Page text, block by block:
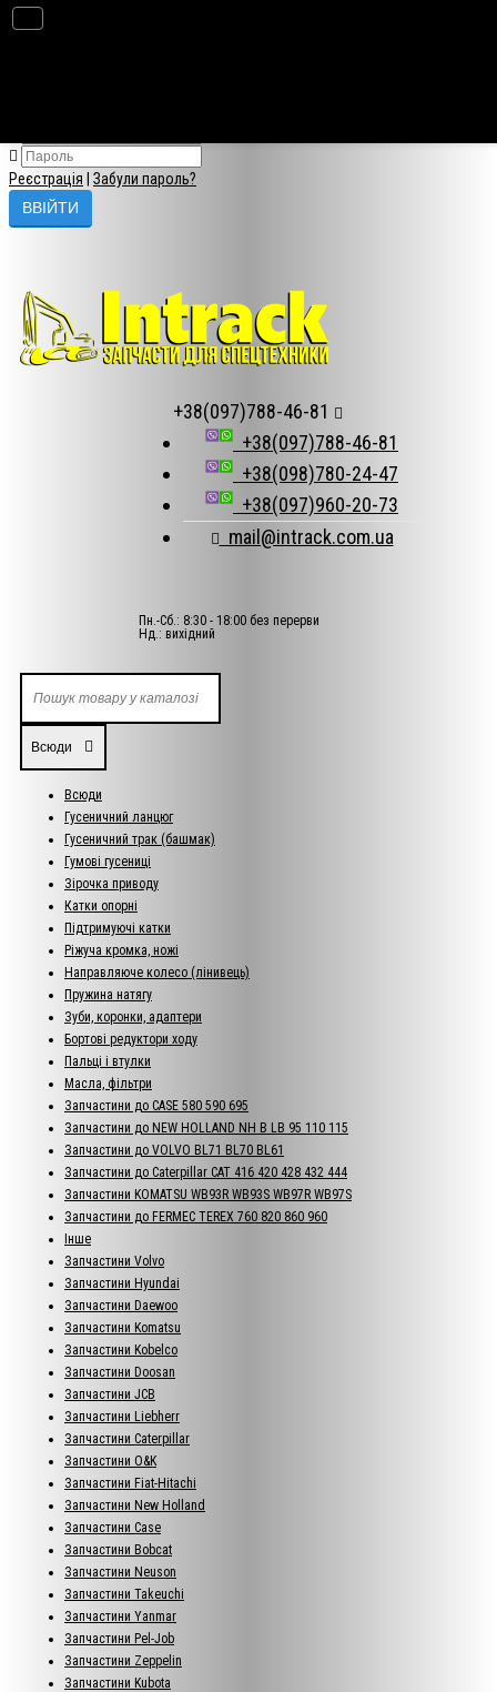
Реєстрація Забули пароль?
+38(097)788-46-81
+38(097)788-46-81
+38(098)780-24-47
+38(097)960-20-73
mail@intrack.com.ua
Пн.-Сб.: 8:30 - 18:00 без перерви
Нд.: вихідний
Всюди
Всюди
Гусеничний ланцюг
Гусеничний трак (башмак)
Гумові гусениці
Зірочка приводу
Катки опорні
Підтримуючі катки
Ріжуча кромка, ножі
Направляюче колесо (лінивець)
Пружина натягу
Зуби, коронки, адаптери
Бортові редуктори ходу
Пальці і втулки
Масла, фільтри
Запчастини до CASE 580 590 695
Запчастини до NEW HOLLAND NH B LB 95 110 115
Запчастини до VOLVO BL71 BL70 BL61
Запчастини до Caterpillar CAT 416 420 428 432 444
Запчастини KOMATSU WB93R WB93S WB97R WB97S
Запчастини до FERMEC TEREX 760 820 860 960
Інше
Запчастини Volvo
Запчастини Hyundai
Запчастини Daewoo
Запчастини Komatsu
Запчастини Kobelco
Запчастини Doosan
Запчастини JCB
Запчастини Liebherr
Запчастини Caterpillar
Запчастини O&K
Запчастини Fiat-Hitachi
Запчастини New Holland
Запчастини Case
Запчастини Bobcat
Запчастини Neuson
Запчастини Takeuchi
Запчастини Yanmar
Запчастини Pel-Job
Запчастини Zeppelin
Запчастини Kubota